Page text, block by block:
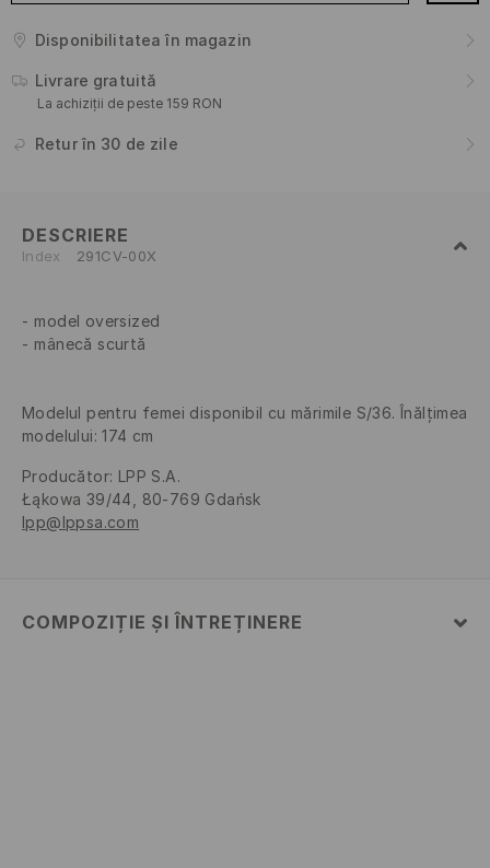
Disponibilitatea în magazin
Livrare gratuită
La achiziții de peste 159 RON
Retur în 30 de zile
DESCRIERE
Index 291CV-00X
model oversized
mânecă scurtă
Modelul pentru femei disponibil cu mărimile S/36. Înălţimea
modelului: 174 cm
Producător: LPP S.A.
Łąkowa 39/44, 80-769 Gdańsk
lpp@lppsa.com
COMPOZIȚIE ȘI ÎNTREȚINERE